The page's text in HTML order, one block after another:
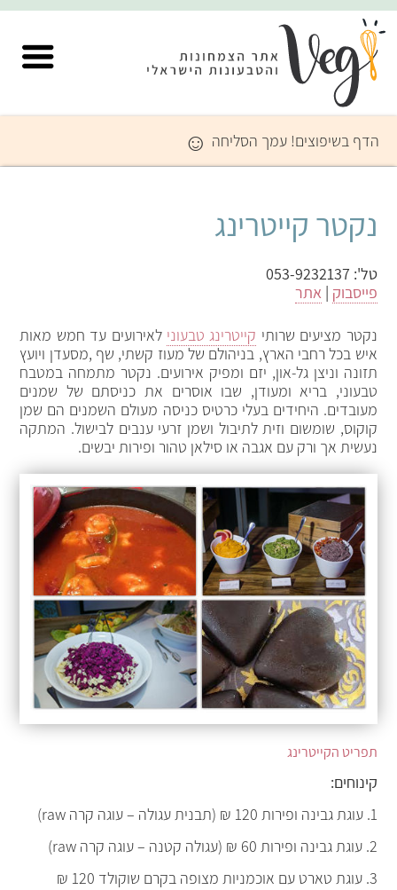
הדף בשיפוצים! עמך הסליחה ☺
נקטר קייטרינג
טל': 053-9232137
פייסבוק |אתר
נקטר מציעים שרותי קייטרינג טבעוני לאירועים עד חמש מאות
איש בכל רחבי הארץ, בניהולם של מעוז קשתי, שף ,מסעדן ויועץ
תזונה וניצן גל-און, יזם ומפיק אירועים. נקטר מתמחה במטבח
טבעוני, בריא ומעודן, שבו אוסרים את כניסתם של שמנים
מעובדים. היחידים בעלי כרטיס כניסה מעולם השמנים הם שמן
קוקוס, שומשום וזית לתיבול ושמן זרעי ענבים לבישול. המתקה
נעשית אך ורק עם אגבה או סילאן טהור ופירות יבשים.
תפריט הקייטרינג
קינוחים:
1. עוגת גבינה ופירות 120 ₪ (תבנית עגולה – עוגה קרה raw)
2. עוגת גבינה ופירות 60 ₪ (עגולה קטנה – עוגה קרה raw)
3. עוגת טארט עם אוכמניות מצופה בקרם שוקולד 120 ₪